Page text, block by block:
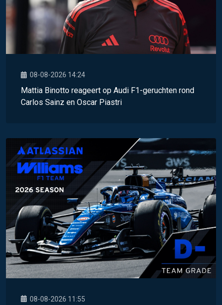
08-08-2026 14:24
Mattia Binotto reageert op Audi F1-geruchten rond
Carlos Sainz en Oscar Piastri
08-08-2026 11:55